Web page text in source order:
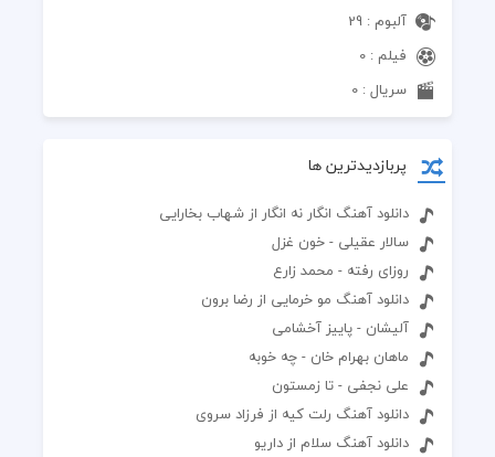
آلبوم : 29
فیلم : 0
سریال : 0
پربازدیدترین ها
دانلود آهنگ انگار نه انگار از شهاب بخارایی
سالار عقیلی - خون غزل
روزای رفته - محمد زارع
دانلود آهنگ مو خرمایی از رضا برون
آلیشان - پاییز آخشامی
ماهان بهرام خان - چه خوبه
علی نجفی - تا زمستون
دانلود آهنگ رلت کیه از فرزاد سروی
دانلود آهنگ سلام از داریو